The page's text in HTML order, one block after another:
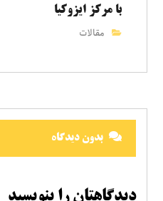
با مرکز ایزوکیا
مقالات
بدون دیدگاه
دیدگاهتان را بنویسید